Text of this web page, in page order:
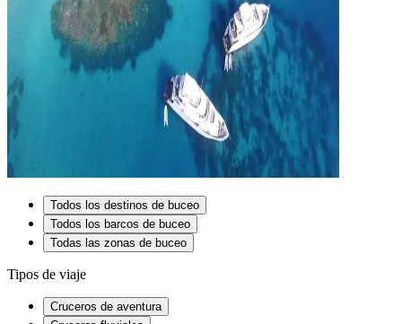
Todos los destinos de buceo
Todos los barcos de buceo
Todas las zonas de buceo
Tipos de viaje
Cruceros de aventura